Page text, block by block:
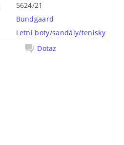
5624/21
Bundgaard
Letní boty/sandály/tenisky
Dotaz